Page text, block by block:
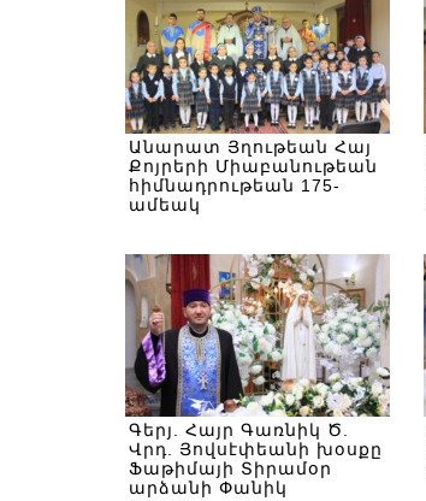
Անարատ Յղութեան Հայ
Քոյրերի Միաբանութեան
հիմնադրութեան 175-
ամեակ
Գերյ. Հայր Գառնիկ Ծ.
Վրդ. Յովսէփեանի խօսքը
Ֆաթիմայի Տիրամօր
արձանի Փանիկ